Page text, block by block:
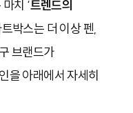
치 ‘트렌드의
박스는 더 이상 펜,
브랜드가
을 아래에서 자세히